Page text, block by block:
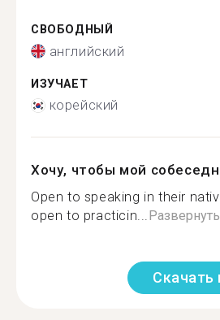
СВОБОДНЫЙ
английский
ИЗУЧАЕТ
корейский
Хочу, чтобы мой
Open to speaking in their
open to practicin...Развернуть
Скачать